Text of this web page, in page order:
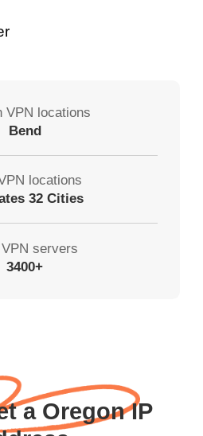
VPN locations
Bend
locations
32 Cities
servers
3400+
a Oregon IP